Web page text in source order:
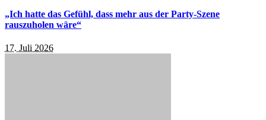
„Ich hatte das Gefühl, dass mehr aus der Party-Szene
rauszuholen wäre“
17. Juli 2026